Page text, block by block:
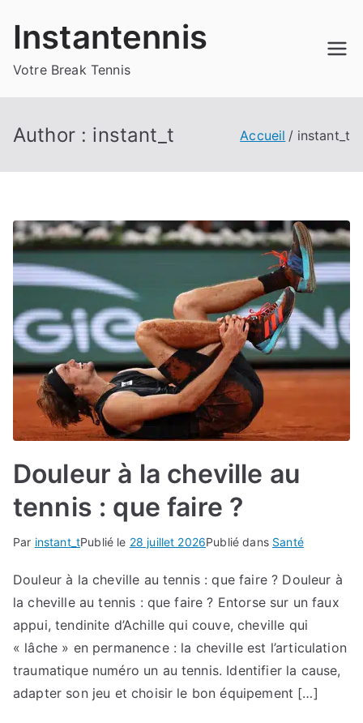
Instantennis
Votre Break Tennis
Author : instant_t Accueil instant_t
Douleur à la cheville au
tennis : que faire ?
Par instant_tPublié le 28 juillet 2026Publié dans Santé
Douleur à la cheville au tennis : que faire ? Douleur à
la cheville au tennis : que faire ? Entorse sur un faux
appui, tendinite d’Achille qui couve, cheville qui
« lâche » en permanence : la cheville est l’articulation
traumatique numéro un au tennis. Identifier la cause,
adapter son jeu et choisir le bon équipement […]